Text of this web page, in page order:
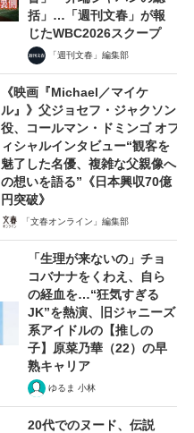
括」…「週刊文春」が報
じたWBC2026スクープ
「週刊文春」編集部
《映画『Michael／マイケ
ル』》父ジョセフ・ジャクソン
役、コールマン・ドミンゴ オフ
ィシャルインタビュー“観客を
魅了した名優、複雑な父親像へ
の想いを語る”《日本興収70億
円突破》
「文春オンライン」編集部
「生理が来ないの」チョ
コバナナをくわえ、自ら
の経血を…“狂気すぎる
JK”を熱演、旧ジャニーズ
系アイドルの【推しの
子】原菜乃華（22）の早
熟キャリア
ゆるま 小林
20代でのヌード、伝説